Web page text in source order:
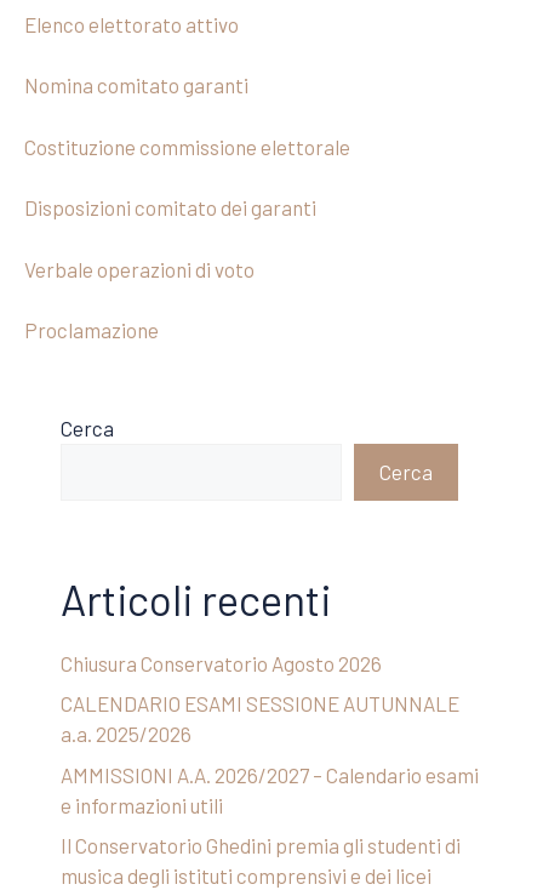
Elenco elettorato attivo
Nomina comitato garanti
Costituzione commissione elettorale
Disposizioni comitato dei garanti
Verbale operazioni di voto
Proclamazione
Cerca
Cerca
Articoli recenti
Chiusura Conservatorio Agosto 2026
CALENDARIO ESAMI SESSIONE AUTUNNALE
a.a. 2025/2026
AMMISSIONI A.A. 2026/2027 – Calendario esami
e informazioni utili
Il Conservatorio Ghedini premia gli studenti di
musica degli istituti comprensivi e dei licei